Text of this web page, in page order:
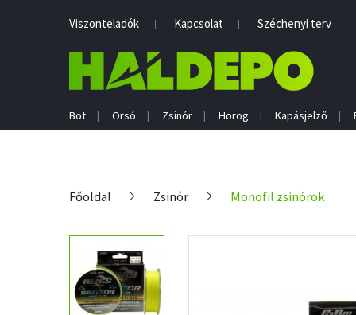
Viszonteladók Kapcsolat Széchenyi terv
Bot Orsó Zsinór Horog Kapásjelző
Főoldal Zsinór Monofil zsinórok